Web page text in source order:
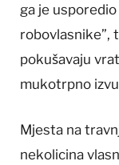
ga je
robovlasnike”,
pokušavaju
mukotrpno
Mjesta na
nekolicina